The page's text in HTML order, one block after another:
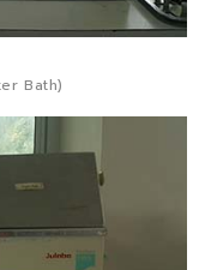
Bath)